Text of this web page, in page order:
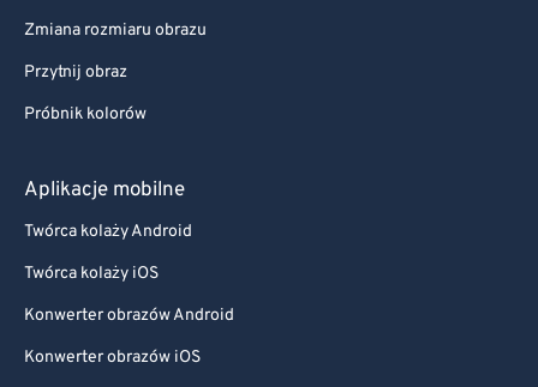
Zmiana rozmiaru obrazu
Przytnij obraz
Próbnik kolorów
Aplikacje mobilne
Twórca kolaży Android
Twórca kolaży iOS
Konwerter obrazów Android
Konwerter obrazów iOS